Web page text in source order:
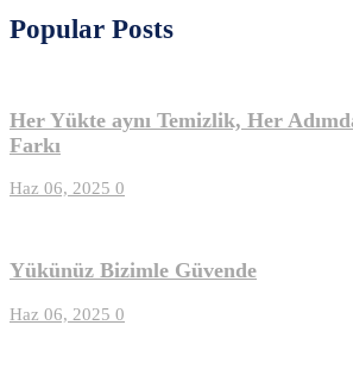
Popular Posts
Her Yükte aynı Temizlik, Her
Farkı
Haz 06, 2025 0
Yükünüz Bizimle Güvende
Haz 06, 2025 0